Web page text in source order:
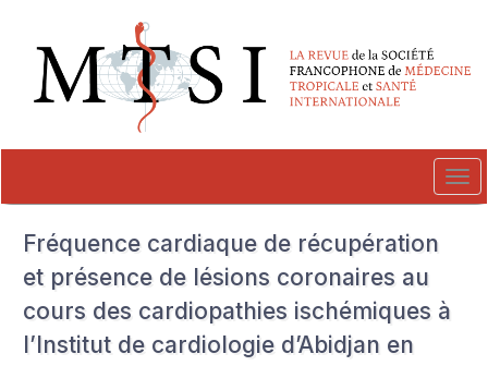
##plugins.themes.novelty.accessible_menu.main_navigation##
##plugins.themes.novelty.accessible_menu.main_content##
##plugins.themes.novelty.accessible_menu.sidebar##
Fréquence cardiaque de récupération
et présence de lésions coronaires au
cours des cardiopathies ischémiques à
l’Institut de cardiologie d’Abidjan en